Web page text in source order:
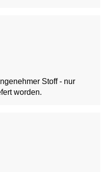
Stoff - nur
worden.